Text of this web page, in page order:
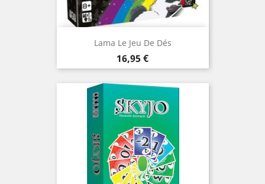
Lama Le Jeu De Dés
Prix
16,95 €